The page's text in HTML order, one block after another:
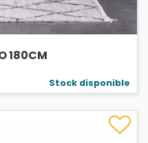
180CM
Stock disponible